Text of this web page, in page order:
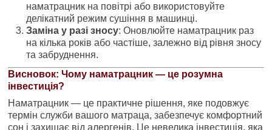
наматрацник на повітрі або використовуйте
делікатний режим сушіння в машинці.
Заміна у разі зносу: Оновлюйте наматрацник раз
на кілька років або частіше, залежно від рівня зносу
та забруднення.
Висновок: Чому наматрацник — це розумна
інвестиція?
Наматрацник — це практичне рішення, яке подовжує
термін служби вашого матраца, забезпечує комфортний
сон і захищає від алергенів. Це невелика інвестиція, яка